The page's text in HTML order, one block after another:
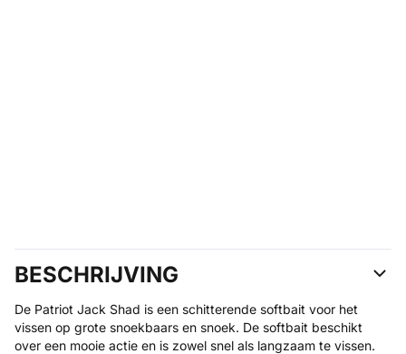
BESCHRIJVING
De Patriot Jack Shad is een schitterende softbait voor het
vissen op grote snoekbaars en snoek. De softbait beschikt
over een mooie actie en is zowel snel als langzaam te vissen.